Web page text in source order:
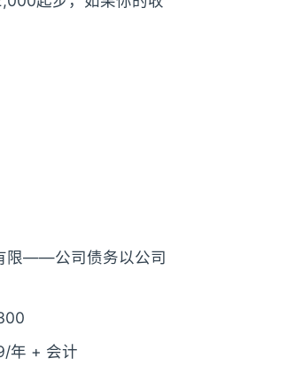
限——公司债务以公司
年 + 会计